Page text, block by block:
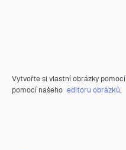
Vytvořte si vlastní obrázky pomocí
pomocí našeho editoru obrázků.